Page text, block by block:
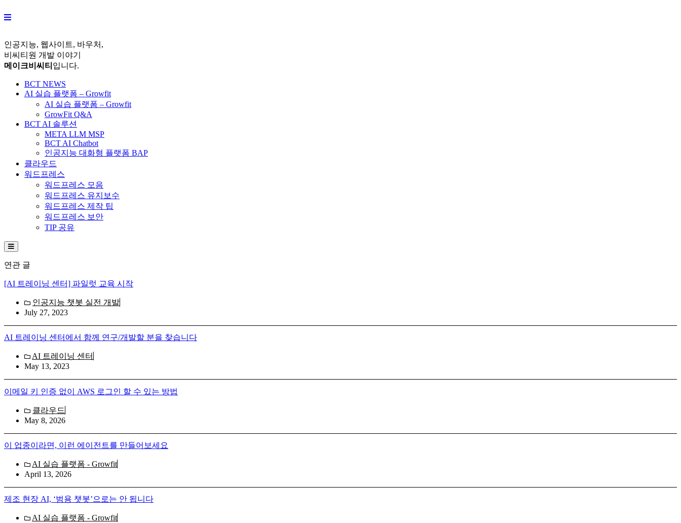
to
인공지능, 웹사이트, 바우처,
비씨티원 개발 이야기
메이크비씨티 입니다.
BCT NEWS
AI 실습 플랫폼 – Growfit
AI 실습 플랫폼 – Growfit
GrowFit Q&A
BCT AI 솔루션
META LLM MSP
BCT AI Chatbot
인공지능 대화형 플랫폼 BAP
클라우드
워드프레스
워드프레스 모음
워드프레스 유지보수
워드프레스 제작 팁
워드프레스 보안
TIP 공유
Hamburger Toggle Menu
연관 글
[AI 트레이닝 센터] 파일럿 교육 시작
인공지능 챗봇 실전 개발
July 27, 2023
AI 트레이닝 센터에서 함께 연구/개발할 분을 찾습니다
AI 트레이닝 센터
May 13, 2023
이메일 키 인증 없이 AWS 로그인 할 수 있는 방법
클라우드
May 8, 2026
이 업종이라면, 이런 에이전트를 만들어보세요
AI 실습 플랫폼 - Growfit
April 13, 2026
제조 현장 AI, ‘범용 챗봇’으로는 안 됩니다
AI 실습 플랫폼 - Growfit